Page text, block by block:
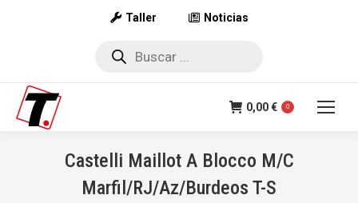
Taller Noticias
Búsqueda
0,00€ 0
Castelli Maillot A Blocco M/C
Marfil/RJ/Az/Burdeos T-S